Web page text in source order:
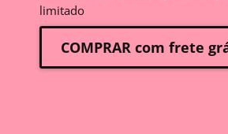
limitado
COMPRAR com frete